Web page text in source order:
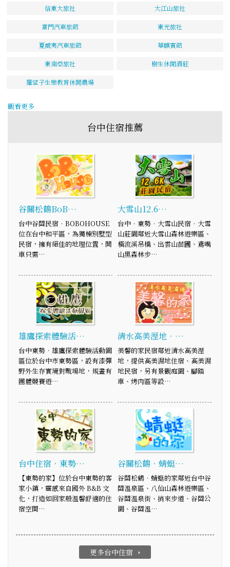
信東大旅社 大江山旅社
富門汽車旅館 東光旅社
夏威夷汽車旅館 華麒賓館
東南亞旅社 樹生休閒酒莊
羅望子生態教育休閒農場
觀看更多
台中住宿推薦
谷關松鶴BoB…
台中谷關民宿．BOBOHOUSE
位在台中和平區，為獨棟別墅型
民宿，擁有絕佳的地理位置，開
車只需…
大雪山12.6…
台中．東勢．大雪山民宿．大雪
山莊園鄰近大雪山森林遊樂區、
橫流溪吊橋、出雲山苗圃、鳶嘴
山黑森林步…
雄鷹探索體驗活…
台中東勢‧雄鷹探索體驗活動園
區位於台中市東勢區，設有漆彈
野外生存實境對戰場地，規畫有
團體競賽遊…
清水高美溼地．…
美馨的家民宿鄰近清水高美溼
地，提供高美濕地住宿、高美濕
地民宿，另有景觀庭園、腳踏
車、烤肉區等設…
台中住宿．東勢…
【東勢的家】位於台中東勢的客
家小鎮，靈感來自國外 B&B 文
化，打造如回家般溫馨舒適的住
宿空間…
谷關松鶴‧蜻蜓…
谷關松鶴‧蜻蜓的家鄰近台中谷
關溫泉區、八仙山森林遊樂區、
谷關溫泉街、捎來步道、谷關公
園、谷關溫…
更多台中住宿 arrow_right